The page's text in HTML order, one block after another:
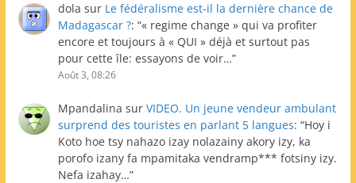
dola sur Le fédéralisme est-il la dernière chance de
Madagascar ?: “« regime change » qui va profiter
encore et toujours à « QUI » déjà et surtout pas
pour cette île: essayons de voir…”
Août 3, 08:26
Mpandalina sur VIDEO. Un jeune vendeur ambulant
surprend des touristes en parlant 5 langues: “Hoy i
Koto hoe tsy nahazo izay nolazainy akory izy, ka
porofo izany fa mpamitaka vendramp*** fotsiny izy.
Nefa izahay…”